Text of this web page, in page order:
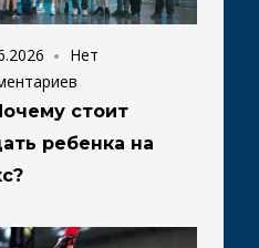
Нет
стоит
ребенка на